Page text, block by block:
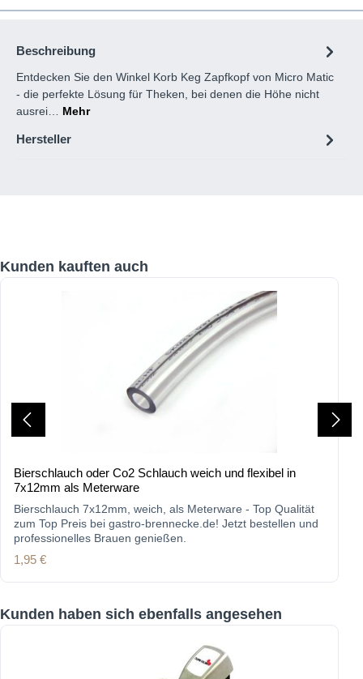
Beschreibung
Entdecken Sie den Winkel Korb Keg Zapfkopf von Micro Matic
- die perfekte Lösung für Theken, bei denen die Höhe nicht
ausrei… Mehr
Hersteller
Produktgalerie überspringen
Kunden kauften auch
Bierschlauch oder Co2 Schlauch weich und flexibel in
7x12mm als Meterware
Bierschlauch 7x12mm, weich, als Meterware - Top Qualität
zum Top Preis bei gastro-brennecke.de! Jetzt bestellen und
professionelles Brauen genießen.
Regulärer Preis:
1,95 €
Produktgalerie überspringen
Kunden haben sich ebenfalls angesehen